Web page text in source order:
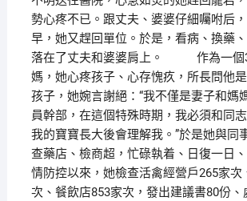
勢心疼不已。跟丈夫、婆婆仔細囑咐后
早，她又趕回單位。於是，看病、換藥
落在了丈夫和婆婆肩上。 作為一個3
媽，她心疼孩子、心存愧疚，所長問他
孩子，她婉言謝絕：“我不僅是妻子和媽
員幹部，在這個特殊時期，我必須和同
我的寶寶長大後會理解我。”於是她與同
查藥店、檢商超，忙碌執着、日復一日
情防控以來，她檢查活禽經營戶265家次
次、餐飲店853家次，發出建議書80份、